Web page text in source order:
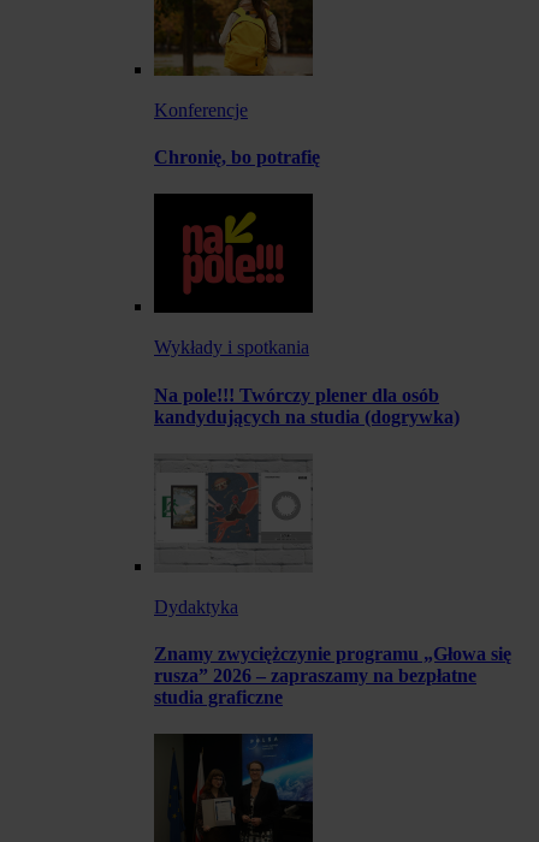
Konferencje
Chronię, bo potrafię
Wykłady i spotkania
Na pole!!! Twórczy plener dla osób
kandydujących na studia (dogrywka)
Dydaktyka
Znamy zwyciężczynie programu „Głowa się
rusza” 2026 – zapraszamy na bezpłatne
studia graficzne